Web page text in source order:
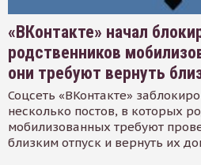
«ВКонтакте» начал
родственников
они требуют вернуть
Соцсеть «ВКонтакте»
несколько постов, в которых
мобилизованных требуют
близким отпуск и вернуть их